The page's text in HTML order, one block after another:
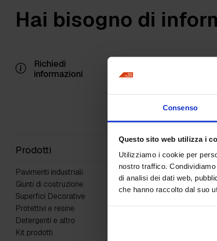
Consenso
Questo sito web utilizza i
Utilizziamo i cookie per
nostro traffico.
di analisi dei dati web,
che hanno raccolto dal suo
Prodotti
Pavimenti industriali
Giunti di costruzione
Superfici Decorative
Protettivi e resine
Detergenti e altro
Kit prodotti
Hai bisogno di
Richiedi
informazioni